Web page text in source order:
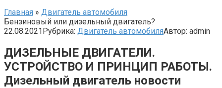
Главная » Двигатель автомобиля
Бензиновый или дизельный двигатель?
22.08.2021Рубрика: Двигатель автомобиляАвтор: admin
ДИЗЕЛЬНЫЕ ДВИГАТЕЛИ.
УСТРОЙСТВО И ПРИНЦИП РАБОТЫ.
Дизельный двигатель новости